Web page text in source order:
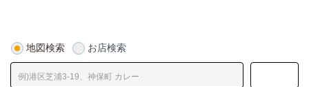
地図検索 お店検索